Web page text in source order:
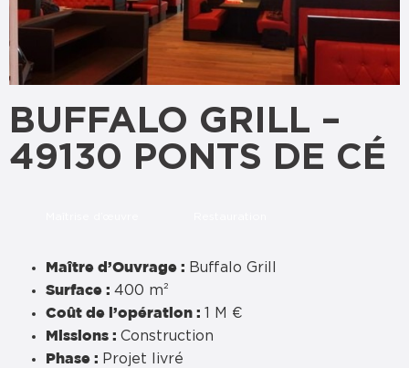
BUFFALO GRILL –
49130 PONTS DE CÉ
Maître d’Ouvrage : Buffalo Grill
Surface : 400 m²
Coût de l’opération : 1 M €
Missions : Construction
Phase : Projet livré